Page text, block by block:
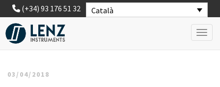
Català
(+34) 93 176 51 32
03/04/2018